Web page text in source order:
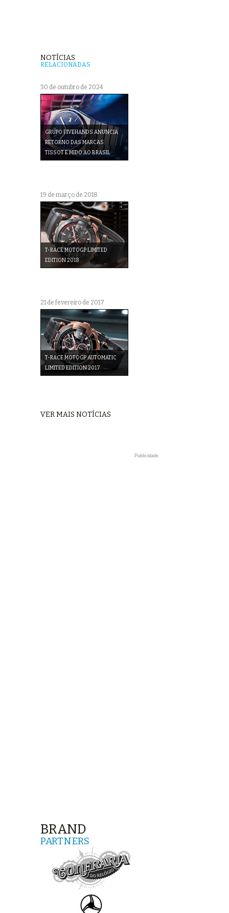
NOTÍCIAS
RELACIONADAS
30 de outubro de 2024
GRUPO FIVEHANDS ANUNCIA
RETORNO DAS MARCAS
TISSOT E MIDO AO BRASIL
19 de março de 2018
T-RACE MOTOGP LIMITED
EDITION 2018
21 de fevereiro de 2017
T-RACE MOTOGP AUTOMATIC
LIMITED EDITION 2017
VER MAIS NOTÍCIAS
Publicidade
BRAND
PARTNERS